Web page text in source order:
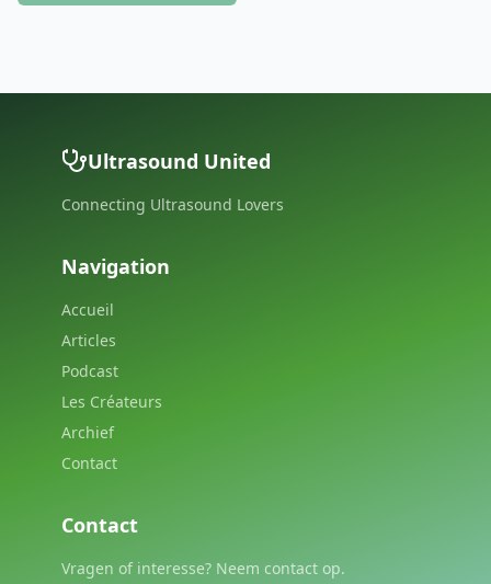
Ultrasound United
Connecting Ultrasound Lovers
Navigation
Accueil
Articles
Podcast
Les Créateurs
Archief
Contact
Contact
Vragen of interesse? Neem contact op.